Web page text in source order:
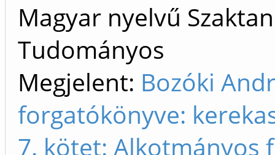
Magyar nyelvű
Tudományos
Megjelent: Bozóki
forgatókönyve:
7. kötet: Alkotmányos